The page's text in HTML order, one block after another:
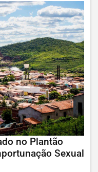
no Plantão
Sexual